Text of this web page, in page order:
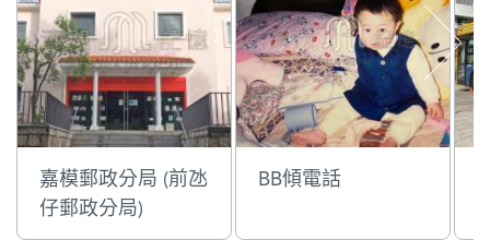
嘉模郵政分局 (前氹
仔郵政分局)
BB傾電話